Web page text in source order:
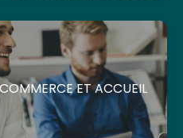
ET ACCUEIL